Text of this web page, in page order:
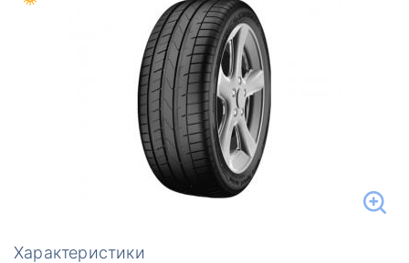
Характеристики